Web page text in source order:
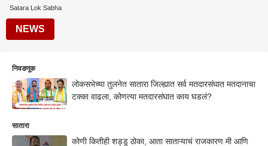
Satara Lok Sabha
NEWS
निवडणूक
लोकसभेच्या तुलनेत सातारा जिल्ह्यात सर्व मतदारसंघात मतदानाचा
टक्का वाढला, कोणत्या मतदारसंघात काय घडलं?
सातारा
कोणी कितीही शड्डू ठोका, आता साताऱ्याचं राजकारण मी आणि